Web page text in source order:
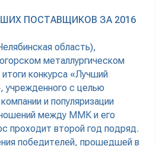
ПОСТАВЩИКОВ ЗА 2016
область),
металлургическом
конкурса «Лучший
учрежденного с целью
и популяризации
между ММК и его
проходит второй год подряд.
победителей, прошедшей в